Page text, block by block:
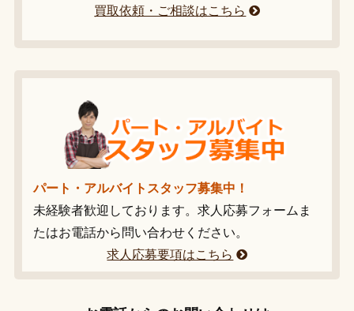
買取依頼・ご相談はこちら
パート・アルバイトスタッフ募集中！
未経験者歓迎しております。求人応募フォームま
たはお電話から問い合わせください。
求人応募要項はこちら